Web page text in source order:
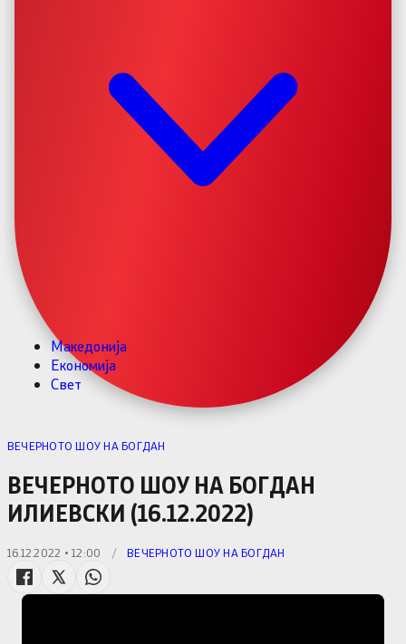
Македонија
Економија
Свет
ВЕЧЕРНОТО ШОУ НА БОГДАН
ВЕЧЕРНОТО ШОУ НА БОГДАН
ИЛИЕВСКИ (16.12.2022)
16.12.2022 • 12:00 / ВЕЧЕРНОТО ШОУ НА БОГДАН